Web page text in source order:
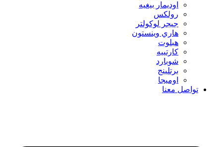
اوديمار بيغيه
رولكس
جيجر لوكولتر
هاري وينستون
هبلوت
كارتييه
شوبارد
برتلينج
اوميجا
تواصل معنا